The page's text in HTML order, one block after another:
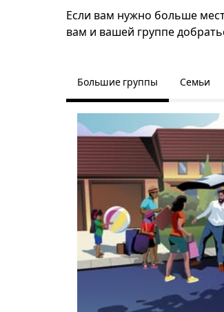
Если вам нужно больше
вам и вашей группе
Большие группы Семьи